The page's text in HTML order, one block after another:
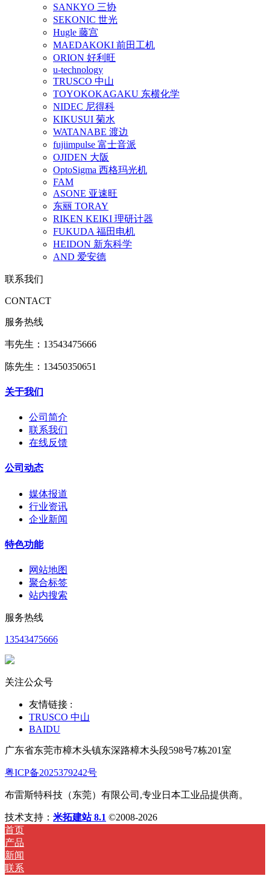
SANKYO 三协
SEKONIC 世光
Hugle 藤宫
MAEDAKOKI 前田工机
ORION 好利旺
u-technology
TRUSCO 中山
TOYOKOKAGAKU 东横化学
NIDEC 尼得科
KIKUSUI 菊水
WATANABE 渡边
fujiimpulse 富士音派
OJIDEN 大阪
OptoSigma 西格玛光机
FAM
ASONE 亚速旺
东丽 TORAY
RIKEN KEIKI 理研计器
FUKUDA 福田电机
HEIDON 新东科学
AND 爱安德
联系我们
CONTACT
服务热线
韦先生：13543475666
陈先生：13450350651
关于我们
公司简介
联系我们
在线反馈
公司动态
媒体报道
行业资讯
企业新闻
特色功能
网站地图
聚合标签
站内搜索
服务热线
13543475666
关注公众号
友情链接 :
TRUSCO 中山
BAIDU
广东省东莞市樟木头镇东深路樟木头段598号7栋201室
粤ICP备2025379242号
布雷斯特科技（东莞）有限公司,专业日本工业品提供商。
技术支持： 米拓建站 8.1 ©2008-2026
首页
产品
新闻
联系